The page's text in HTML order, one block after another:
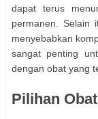
dapat terus
permanen. Selain
menyebabkan
sangat penting
dengan obat yang
Pilihan